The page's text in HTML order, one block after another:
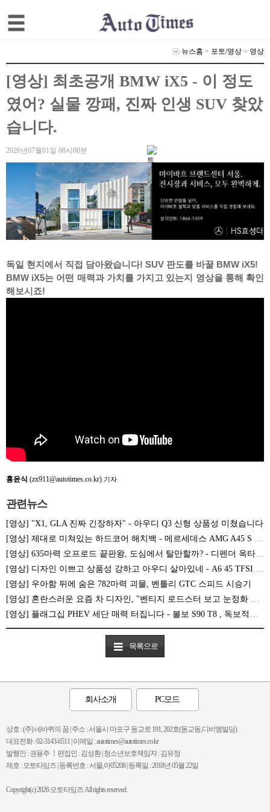
뉴스홈 > 포토/영상 > 영상
[영상] 최초공개 BMW iX5 - 이 정도
였어? 실물 깡패, 진짜 인생 SUV 찾았
습니다.
2026년07월01일 08시00분
독일 현지에서 직접 담아왔습니다! SUV 판도를 바꿀 BMW iX5!
BMW iX5는 어떤 매력과 가치를 가지고 있는지 영상을 통해 확인
해보시죠!
홍윤식 (zx911@autotimes.co.kr) 기자
관련뉴스
[영상] "X1, GLA 진짜 긴장하자" - 아우디 Q3 신형 상품성 미쳤습니다
[영상] 제대로 미쳐있는 하드코어 해치백 - 메르세데스 AMG A45 S 시승기
[영상] 635마력 오프로드 끝판왕, 도심에서 탈만할까? - 디펜더 옥타 시승기
[영상] 디자인 이쁘고 상품성 강하고 아우디 살아있네 - A6 45 TFSI 콰트로
[영상] 우아함 뒤에 숨은 782마력 괴물, 벤틀리 GTC 스피드 시승기
[영상] 혼란스러운 요즘 차 디자인, "벤티지 로드스터 보고 눈정화 하세요!"
[영상] 플래그십 PHEV 세단 매력 터집니다 - 볼보 S90 T8 , 독보적인 선택지!
목록으로
회사소개 PC모드
상호 : (주) 네바퀴의 꿈 | 주소 : 서울시 마포구 동교로 191, 202호(동교동,디비엠빌딩)
대표전화 : 02-3143-6511 | 이메일 : autotimes@autotimes.co.kr
발행인 : 권용주 ㅣ편집인 : 김성환 | 청소년보호책임자 : 김유정
제호 : 오토타임즈 | 등록번호 : 서울,아05208 | 등록일 : 2018년 05월 22일
Copyright(c) 2026 오토타임즈 All rights reserved.